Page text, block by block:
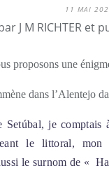
11 MAI
J M RICHTER et
proposons une
dans l’Alentejo
Setúbal, je comptais
le littoral, mon
le surnom de «